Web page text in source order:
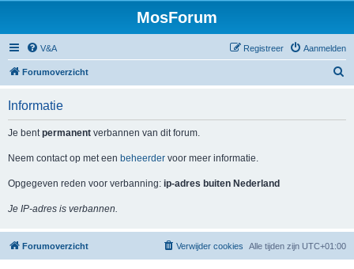
MosForum
V&A Aanmelden
Registreer
Forumoverzicht
Informatie
Je bentpermanent verbannen van dit forum.
Neem contact op met een beheerder voor meer informatie.
Opgegeven reden voor verbanning: ip-adres buiten Nederland
Je IP-adres is verbannen.
Forumoverzicht Alle tijden zijn UTC+01:00
Verwijder cookies